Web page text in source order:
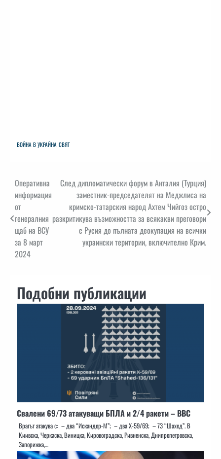
ВОЙНА В УКРАЙНА СВЯТ
Навигация
Оперативна
информация
от
генералния
щаб на ВСУ
за 8 март
2024
След дипломатически форум в Анталия (Турция)
заместник-председателят на Меджлиса на
кримско-татарския народ Ахтем Чийгоз остро
разкритикува възможността за всякакви преговори
с Русия до пълната деокупация на всички
украински територии, включително Крим.
Подобни публикации
Свалени 69/73 атакуващи БПЛА и 2/4 ракети – ВВС
Врагът атакува с: – два “Искандер-М”; – два X-59/69; – 73 “Шахед”. В
Киивска, Черкаска, Виницка, Кировоградска, Ривненска, Днипропетровска,
Запорижка,…